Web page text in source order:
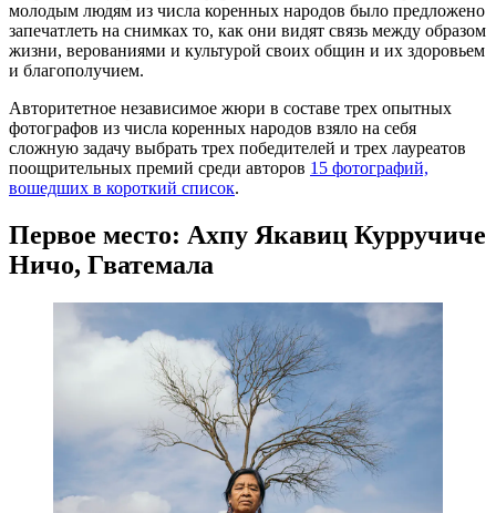
молодым людям из числа коренных народов было предложено
запечатлеть на снимках то, как они видят связь между образом
жизни, верованиями и культурой своих общин и их здоровьем
и благополучием.
Авторитетное независимое жюри в составе трех опытных
фотографов из числа коренных народов взяло на себя
сложную задачу выбрать трех победителей и трех лауреатов
поощрительных премий среди авторов 15 фотографий,
вошедших в короткий список.
Первое место: Ахпу Якавиц Курручиче
Ничо, Гватемала